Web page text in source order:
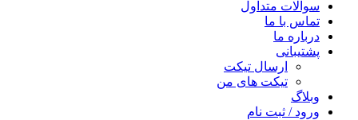
سوالات متداول
تماس با ما
درباره ما
پشتیبانی
ارسال تیکت
تیکت های من
وبلاگ
ورود / ثبت نام